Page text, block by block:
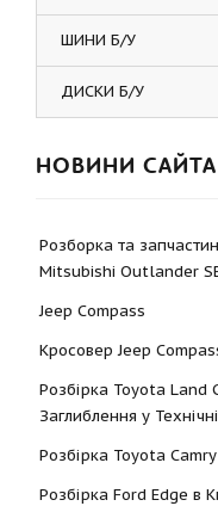
ШИНИ Б/У
ДИСКИ Б/У
НОВИНИ САЙТА
Розборка та
Mitsubishi Outlander
Jeep Compass
Кросовер Jeep
Розбірка Toyota Land
Заглиблення у
Розбірка Toyota
Розбірка Ford Edge в